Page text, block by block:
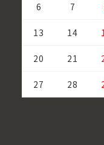
6 7
13 14
20 21
27 28